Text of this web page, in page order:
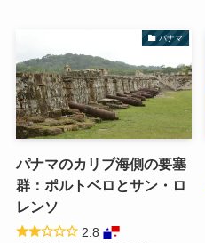
パナマ
パナマのカリブ海側の要塞
群：ポルトベロとサン・ロ
レンソ
2.8